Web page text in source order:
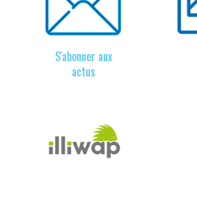
S'abonner aux
actus